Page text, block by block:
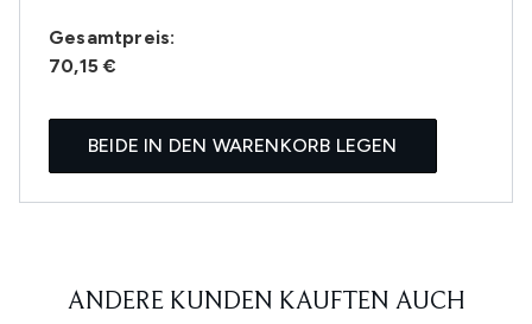
Gesamtpreis:
70,15 €
BEIDE IN DEN WARENKORB LEGEN
ANDERE KUNDEN KAUFTEN AUCH